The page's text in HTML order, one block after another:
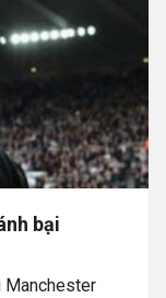
bại
Manchester